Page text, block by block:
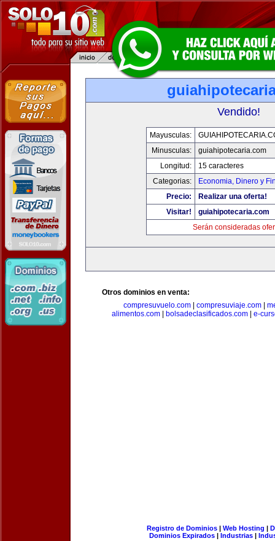
Vendido!
Mayusculas:
Minusculas:
guiahipotecaria.com
Longitud:
15 caracteres
Categorias:
Economia, Dinero y
Precio:
Realizar una oferta!
Visitar!
guiahipotecaria.com
Serán consideradas
Otros dominios en venta:
compresuvuelo.com
compresuviaje.com
alimentos.com
bolsadeclasificados.com e-
Registro de Dominios| Web Hosting |
Dominios Expirados | Industrias |